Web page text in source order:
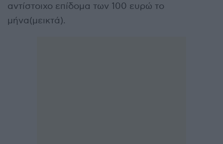
αντίστοιχο επίδομα των 100 ευρώ το
μήνα(μεικτά).